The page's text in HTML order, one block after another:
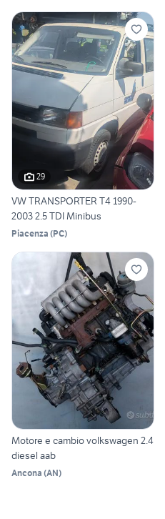
29
VW TRANSPORTER T4 1990-
2003 2.5 TDI Minibus
Piacenza (PC)
Motore e cambio volkswagen 2.4
diesel aab
Ancona (AN)